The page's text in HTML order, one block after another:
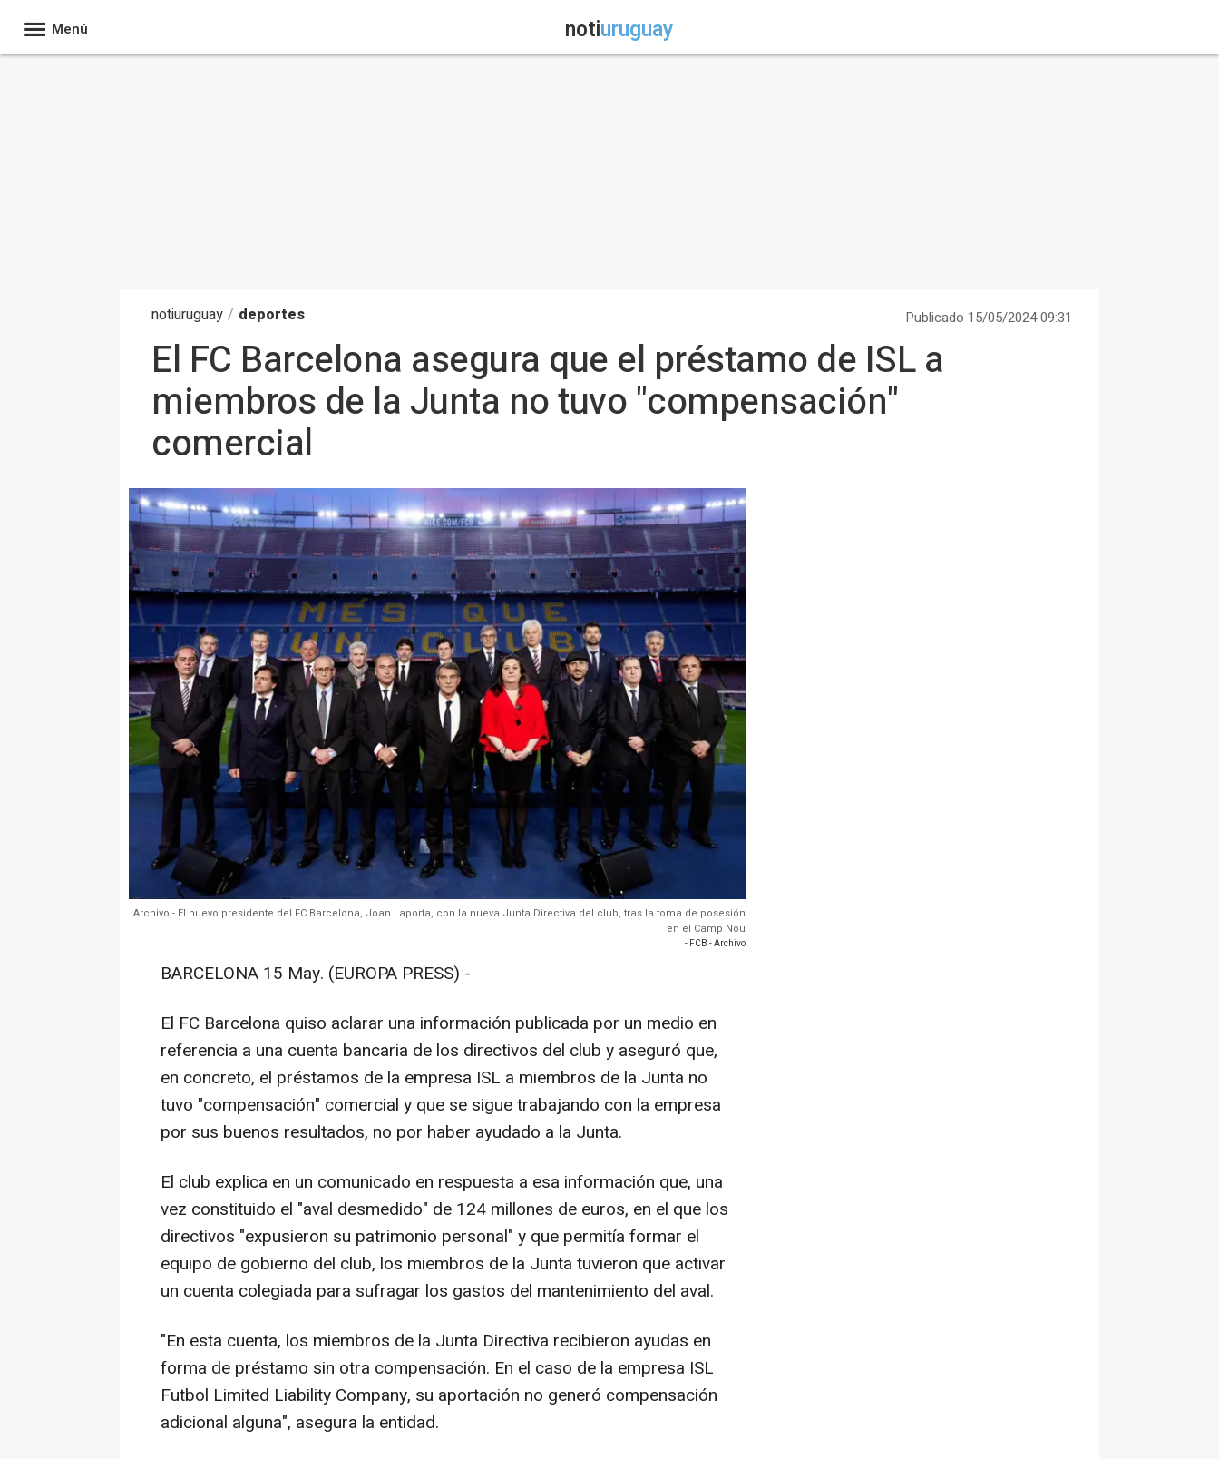
Menú notiuruguay
notiuruguay / deportes Publicado 15/05/2024 09:31
El FC Barcelona asegura que el préstamo de ISL a
miembros de la Junta no tuvo "compensación"
comercial
Archivo - El nuevo presidente del FC Barcelona, Joan Laporta, con la nueva Junta Directiva del club, tras la toma de posesión
en el Camp Nou
- FCB - Archivo
BARCELONA 15 May. (EUROPA PRESS) -
El FC Barcelona quiso aclarar una información publicada por un medio en
referencia a una cuenta bancaria de los directivos del club y aseguró que,
en concreto, el préstamos de la empresa ISL a miembros de la Junta no
tuvo "compensación" comercial y que se sigue trabajando con la empresa
por sus buenos resultados, no por haber ayudado a la Junta.
El club explica en un comunicado en respuesta a esa información que, una
vez constituido el "aval desmedido" de 124 millones de euros, en el que los
directivos "expusieron su patrimonio personal" y que permitía formar el
equipo de gobierno del club, los miembros de la Junta tuvieron que activar
un cuenta colegiada para sufragar los gastos del mantenimiento del aval.
"En esta cuenta, los miembros de la Junta Directiva recibieron ayudas en
forma de préstamo sin otra compensación. En el caso de la empresa ISL
Futbol Limited Liability Company, su aportación no generó compensación
adicional alguna", asegura la entidad.